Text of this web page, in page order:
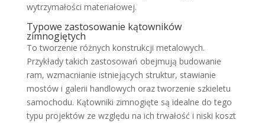
wytrzymałości materiałowej.
Typowe zastosowanie kątowników
zimnogiętych
To tworzenie różnych konstrukcji metalowych.
Przykłady takich zastosowań obejmują budowanie
ram, wzmacnianie istniejących struktur, stawianie
mostów i galerii handlowych oraz tworzenie szkieletu
samochodu. Kątowniki zimnogięte są idealne do tego
typu projektów ze względu na ich trwałość i niski koszt